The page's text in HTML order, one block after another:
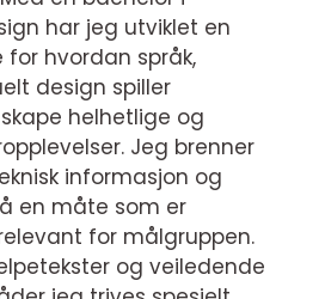
har jeg utviklet en
for hvordan språk,
design spiller
helhetlige og
Jeg brenner
informasjon og
en måte som er
for målgruppen.
og veiledende